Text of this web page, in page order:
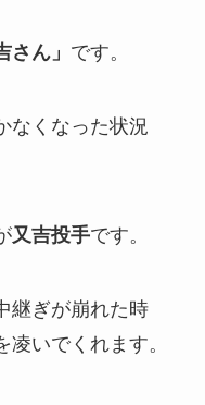
さん」 です。
なくなった状況
又吉投手です。
継ぎが崩れた時
いでくれます。